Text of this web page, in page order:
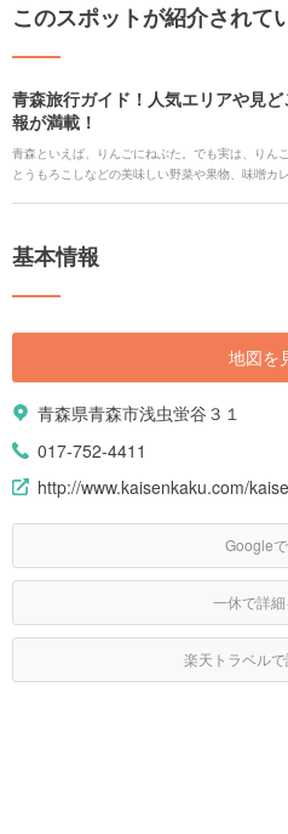
このスポットが紹介されて
青森旅行ガイド！人気エリアや見
報が満載！
青森といえば、りんごにねぶた。でも実は、りん
とうもろこしなどの美味しい野菜や果物、味噌カ
た、有名文学者ゆかりの地や美術館を巡って、感
ント情報などを盛りだくさんご紹介します。
基本情報
地図を
青森県青森市浅虫蛍谷３１
017-752-4411
http://www.kaisenkaku.com/
Google
一休で詳
楽天トラベル